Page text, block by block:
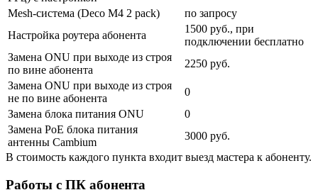
Mesh-система (Deco M4 2 pack)
по запросу
Настройка роутера абонента
1500 руб., при
подключении бесплатно
Замена ONU при выходе из строя
по вине абонента
2250 руб.
Замена ONU при выходе из строя
не по вине абонента
0
Замена блока питания ONU
0
Замена PoE блока питания
антенны Cambium
3000 руб.
В стоимость каждого пункта входит выезд мастера к абоненту.
Работы с ПК абонента